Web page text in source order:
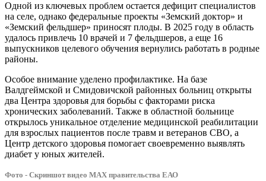
Одной из ключевых проблем остается дефицит специалистов
на селе, однако федеральные проекты «Земский доктор» и
«Земский фельдшер» приносят плоды. В 2025 году в область
удалось привлечь 10 врачей и 7 фельдшеров, а еще 16
выпускников целевого обучения вернулись работать в родные
районы.
Особое внимание уделено профилактике. На базе
Валдгеймской и Смидовичской районных больниц открыты
два Центра здоровья для борьбы с факторами риска
хронических заболеваний. Также в областной больнице
открылось уникальное отделение медицинской реабилитации
для взрослых пациентов после травм и ветеранов СВО, а
Центр детского здоровья помогает своевременно выявлять
диабет у юных жителей.
Фото - Скриншот видео МАХ правительства ЕАО